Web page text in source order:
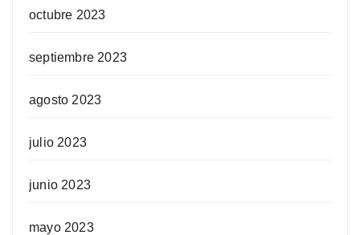
octubre 2023
septiembre 2023
agosto 2023
julio 2023
junio 2023
mayo 2023